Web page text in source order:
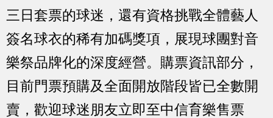
三日套票的球迷，還有資格挑戰全體藝人
簽名球衣的稀有加碼獎項，展現球團對音
樂祭品牌化的深度經營。購票資訊部分，
目前門票預購及全面開放階段皆已全數開
賣，歡迎球迷朋友立即至中信育樂售票